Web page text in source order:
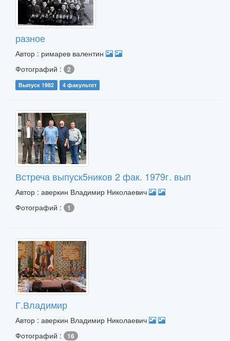
разное
Автор : римарев валентин
Фотографий :
2
Выпуск 1982 4 факультет
Встреча выпуск5ников 2 фак. 1979г. вып
Автор : аверкин Владимир Николаевич
Фотографий :
1
Г.Владимир
Автор : аверкин Владимир Николаевич
Фотографий :
16